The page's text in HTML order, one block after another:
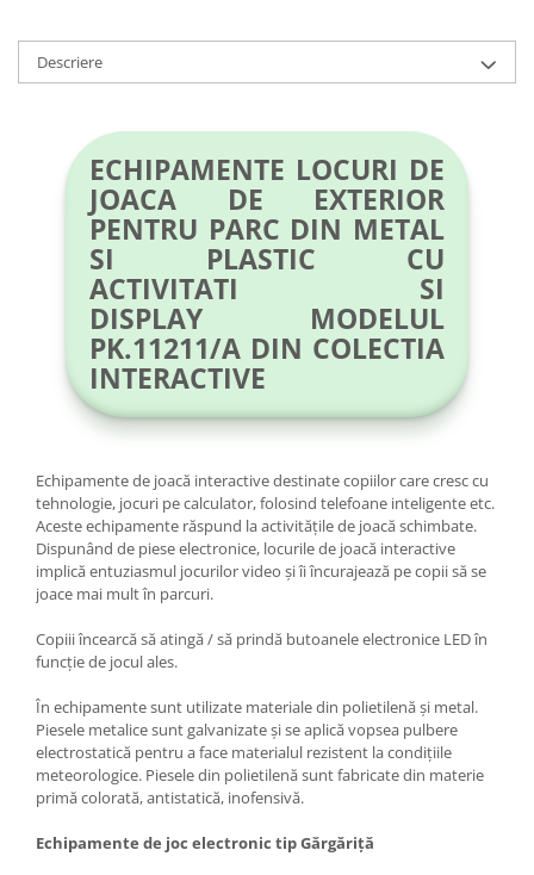
Descriere
ECHIPAMENTE LOCURI DE
JOACA DE EXTERIOR
PENTRU PARC DIN METAL
SI PLASTIC CU
ACTIVITATI SI
DISPLAY MODELUL
PK.11211/A DIN COLECTIA
INTERACTIVE
Echipamente de joacă interactive destinate copiilor care cresc cu
tehnologie, jocuri pe calculator, folosind telefoane inteligente etc.
Aceste echipamente răspund la activitățile de joacă schimbate.
Dispunând de piese electronice, locurile de joacă interactive
implică entuziasmul jocurilor video și îi încurajează pe copii să se
joace mai mult în parcuri.
Copiii încearcă să atingă / să prindă butoanele electronice LED în
funcție de jocul ales.
În echipamente sunt utilizate materiale din polietilenă și metal.
Piesele metalice sunt galvanizate și se aplică vopsea pulbere
electrostatică pentru a face materialul rezistent la condițiile
meteorologice. Piesele din polietilenă sunt fabricate din materie
primă colorată, antistatică, inofensivă.
Echipamente de joc electronic tip Gărgăriță